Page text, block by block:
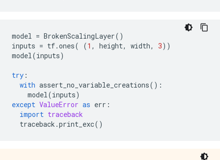
model = BrokenScalingLayer()
inputs = tf.ones( (1 , height, width, 3))
model(inputs)
try :
with assert_no_variable_creations():
model(inputs)
except ValueError as err :
import traceback
traceback .print_exc()